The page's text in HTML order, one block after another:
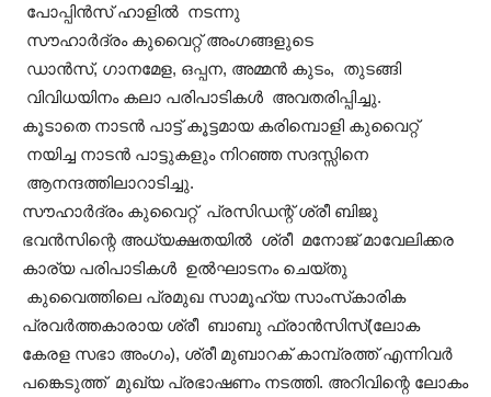
പോപ്പിൻസ് ഹാളിൽ നടന്നു
സൗഹാർദ്രം കുവൈറ്റ് അംഗങ്ങളുടെ
ഡാൻസ്, ഗാനമേള, ഒപ്പന, അമ്മൻ കുടം, തുടങ്ങി
വിവിധയിനം കലാ പരിപാടികൾ അവതരിപ്പിച്ചു.
കൂടാതെ നാടൻ പാട്ട് കൂട്ടമായ കരിമ്പൊളി കുവൈറ്റ്
നയിച്ച നാടൻ പാട്ടുകളും നിറഞ്ഞ സദസ്സിനെ
ആനന്ദത്തിലാറാടിച്ചു.
സൗഹാർദ്രം കുവൈറ്റ് പ്രസിഡന്റ് ശ്രീ ബിജു
ഭവൻസിന്റെ അധ്യക്ഷതയിൽ ശ്രീ മനോജ് മാവേലിക്കര
കാര്യ പരിപാടികൾ ഉൽഘാടനം ചെയ്തു
കുവൈത്തിലെ പ്രമുഖ സാമൂഹ്യ സാംസ്‌കാരിക
പ്രവർത്തകാരായ ശ്രീ ബാബു ഫ്രാൻസിസ്(ലോക
കേരള സഭാ അംഗം), ശ്രീ മുബാറക് കാമ്പ്രത്ത് എന്നിവർ
പങ്കെടുത്ത് മുഖ്യ പ്രഭാഷണം നടത്തി. അറിവിന്റെ ലോകം